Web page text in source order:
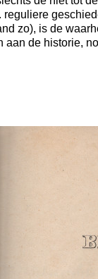
zo), is de
aan de historie,